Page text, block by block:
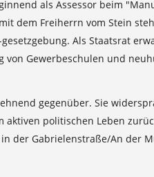
als Assessor beim
dem Freiherrn vom Stein
Als Staatsrat
von Gewerbeschulen und
gegenüber. Sie
politischen Leben
der Gabrielenstraße/An der